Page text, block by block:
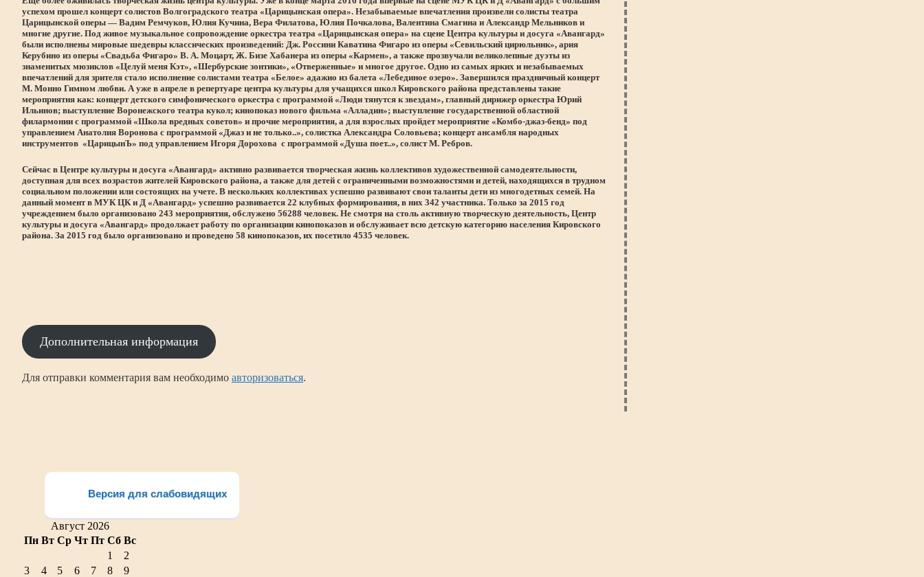
успехом прошел концерт солистов Волгоградского театра «Царицынская опера». Незабываемые впечатления произвели солисты театра
Царицынской оперы — Вадим Ремчуков, Юлия Кучина, Вера Филатова, Юлия Почкалова, Валентина Смагина и Александр Мельников и
многие другие. Под живое музыкальное сопровождение оркестра театра «Царицынская опера» на сцене Центра культуры и досуга «Авангард»
были исполнены мировые шедевры классических произведений: Дж. Россини Каватина Фигаро из оперы «Севильский цирюльник», ария
Керубино из оперы «Свадьба Фигаро» В. А. Моцарт, Ж. Бизе Хабанера из оперы «Кармен», а также прозвучали великолепные дуэты из
знаменитых мюзиклов «Целуй меня Кэт», «Шербурские зонтики», «Отверженные» и многое другое. Одно из самых ярких и незабываемых
впечатлений для зрителя стало исполнение солистами театра «Белое» адажио из балета «Лебединое озеро». Завершился праздничный концерт
М. Монно Гимном любви. А уже в апреле в репертуаре центра культуры для учащихся школ Кировского района представлены такие
мероприятия как: концерт детского симфонического оркестра с программой «Люди тянутся к звездам», главный дирижер оркестра Юрий
Ильинов; выступление Воронежского театра кукол; кинопоказ нового фильма «Алладин»; выступление государственной областной
филармонии с программой «Школа вредных советов» и прочие мероприятия, а для взрослых пройдет мероприятие «Комбо-джаз-бенд» под
управлением Анатолия Воронова с программой «Джаз и не только..», солистка Александра Соловьева; концерт ансамбля народных
инструментов «ЦарицынЪ» под управлением Игоря Дорохова с программой «Душа поет..», солист М. Ребров.
Сейчас в Центре культуры и досуга «Авангард» активно развивается творческая жизнь коллективов художественной самодеятельности,
доступная для всех возрастов жителей Кировского района, а также для детей с ограниченными возможностями и детей, находящихся в трудном
социальном положении или состоящих на учете. В нескольких коллективах успешно развивают свои таланты дети из многодетных семей. На
данный момент в МУК ЦК и Д «Авангард» успешно развивается 22 клубных формирования, в них 342 участника. Только за 2015 год
учреждением было организовано 243 мероприятия, обслужено 56288 человек. Не смотря на столь активную творческую деятельность, Центр
культуры и досуга «Авангард» продолжает работу по организации кинопоказов и обслуживает всю детскую категорию населения Кировского
района. За 2015 год было организовано и проведено 58 кинопоказов, их посетило 4535 человек.
Дополнительная информация
Для отправки комментария вам необходимо авторизоваться.
Версия для слабовидящих
Август 2026
Пн Вт Ср Чт Пт Сб Вс
1
2
3
4 5 6 7 8 9